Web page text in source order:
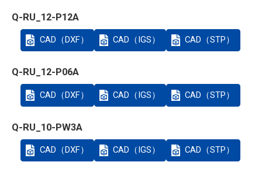
Q-RU_12-P12A
CAD（DXF） CAD（IGS） CAD（STP）
Q-RU_12-P06A
CAD（DXF） CAD（IGS） CAD（STP）
Q-RU_10-PW3A
CAD（DXF） CAD（IGS） CAD（STP）